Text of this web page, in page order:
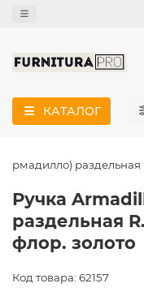
КАТАЛОГ
раздельная
Ручка
раздельная
флор. золото
Код товара: 62157